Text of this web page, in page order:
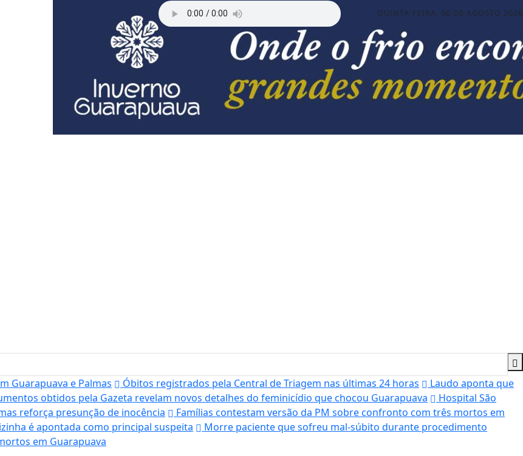
QUINTA-FEIRA, 06 DE AGOSTO 2026
Guarapuava e Palmas Óbitos registrados pela Central de Triagem nas últimas 24 horas
Laudo aponta que
obtidos pela Gazeta revelam novos detalhes do feminicídio que chocou Guarapuava
Hospital São
reforça presunção de inocência
Famílias contestam versão da PM sobre confronto com três mortos em
é apontada como principal suspeita
Morre paciente que sofreu mal-súbito durante procedimento
em Guarapuava